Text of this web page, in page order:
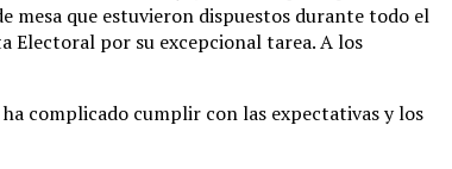
mesa que estuvieron dispuestos durante todo el
Electoral por su excepcional tarea. A los
complicado cumplir con las expectativas y los